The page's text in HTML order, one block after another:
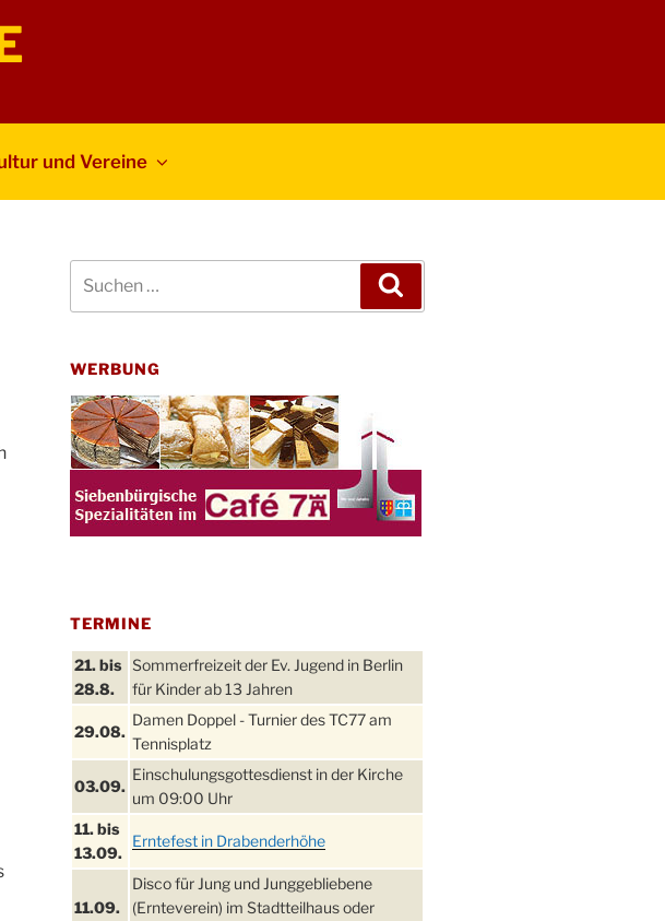
und Vereine
nach:
WERBUNG
TERMINE
21. bis
28.8.
Sommerfreizeit der Ev. Jugend in Berlin
für Kinder ab 13 Jahren
29.08.
Damen Doppel - Turnier des TC77 am
Tennisplatz
03.09.
Einschulungsgottesdienst in der Kirche
um 09:00 Uhr
11. bis
13.09.
Erntefest in Drabenderhöhe
11.09.
Disco für Jung und Junggebliebene
(Ernteverein) im Stadtteilhaus oder